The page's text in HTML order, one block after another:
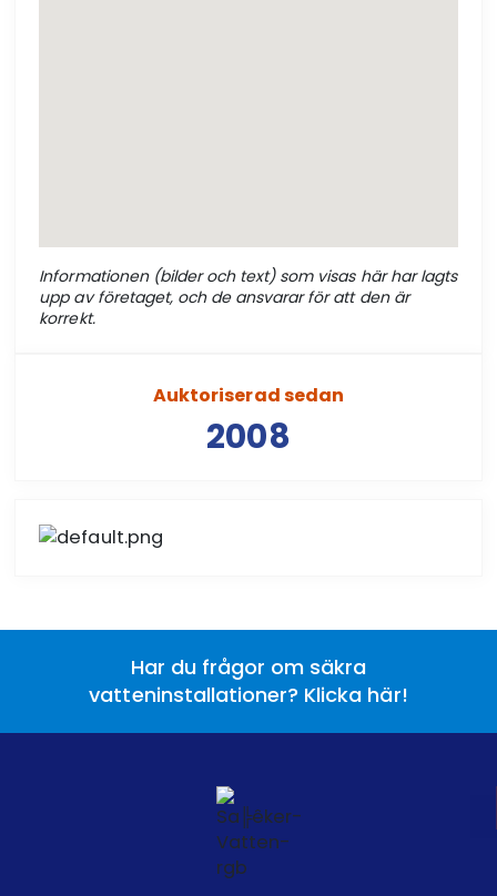
Informationen (bilder och text) som visas här har lagts
upp av företaget, och de ansvarar för att den är
korrekt.
Auktoriserad sedan
2008
Har du frågor om säkra
vatteninstallationer? Klicka här!